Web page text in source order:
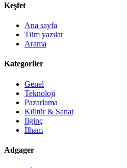
Keşfet
Ana sayfa
Tüm yazılar
Arama
Kategoriler
Genel
Teknoloji
Pazarlama
Kültür & Sanat
İlginç
İlham
Adgager